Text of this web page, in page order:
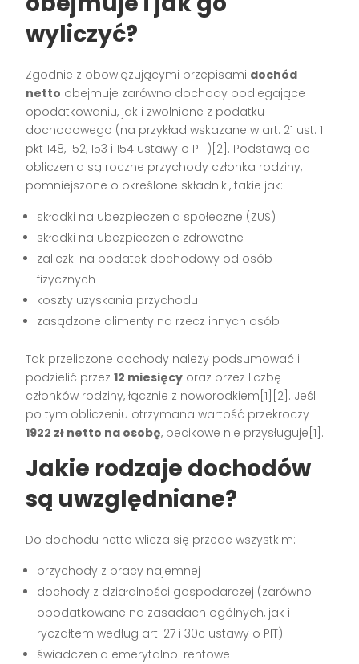
wyliczyć?
Zgodnie z obowiązującymi przepisami dochód
netto obejmuje zarówno dochody podlegające
opodatkowaniu, jak i zwolnione z podatku
dochodowego (na przykład wskazane w art. 21 ust. 1
pkt 148, 152, 153 i 154 ustawy o PIT)[2]. Podstawą do
obliczenia są roczne przychody członka rodziny,
pomniejszone o określone składniki, takie jak:
składki na ubezpieczenia społeczne (ZUS)
składki na ubezpieczenie zdrowotne
zaliczki na podatek dochodowy od osób
fizycznych
koszty uzyskania przychodu
zasądzone alimenty na rzecz innych osób
Tak przeliczone dochody należy podsumować i
podzielić przez12 miesięcy oraz przez liczbę
członków rodziny, łącznie z noworodkiem[1][2]. Jeśli
po tym obliczeniu otrzymana wartość przekroczy
1922 zł netto na osobę, becikowe nie przysługuje[1].
Jakie rodzaje dochodów
są uwzględniane?
Do dochodu netto wlicza się przede wszystkim:
przychody z pracy najemnej
dochody z działalności gospodarczej (zarówno
opodatkowane na zasadach ogólnych, jak i
ryczałtem według art. 27 i 30c ustawy o PIT)
świadczenia emerytalno-rentowe